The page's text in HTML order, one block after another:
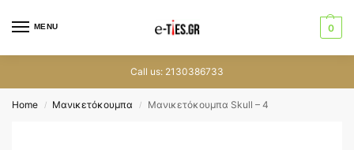
MENU 0
Call us: 2130386733
Home / Μανικετόκουμπα / Μανικετόκουμπα Skull – 4